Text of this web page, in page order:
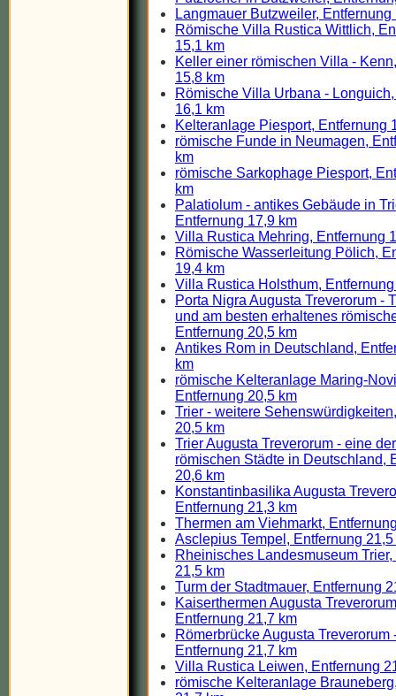
Langmauer Butzweiler, Entfernung
Römische Villa Rustica Wittlich,
15,1 km
Keller einer römischen Villa -
15,8 km
Römische Villa Urbana -
16,1 km
Kelteranlage Piesport, Entfernung
römische Funde in Neumagen,
km
römische Sarkophage Piesport,
km
Palatiolum - antikes Gebäude in
Entfernung 17,9 km
Villa Rustica Mehring, Entfernung
Römische Wasserleitung Pölich,
19,4 km
Villa Rustica Holsthum,
Porta Nigra Augusta Treverorum -
und am besten erhaltenes
Entfernung 20,5 km
Antikes Rom in Deutschland,
km
römische Kelteranlage Maring-
Entfernung 20,5 km
Trier - weitere
20,5 km
Trier Augusta Treverorum - eine
römischen Städte in Deutschland,
20,6 km
Konstantinbasilika Augusta
Entfernung 21,3 km
Thermen am Viehmarkt,
Asclepius Tempel, Entfernung 21,5
Rheinisches Landesmuseum
21,5 km
Turm der Stadtmauer, Entfernung
Kaiserthermen Augusta
Entfernung 21,7 km
Römerbrücke Augusta Treverorum
Entfernung 21,7 km
Villa Rustica Leiwen, Entfernung
römische Kelteranlage